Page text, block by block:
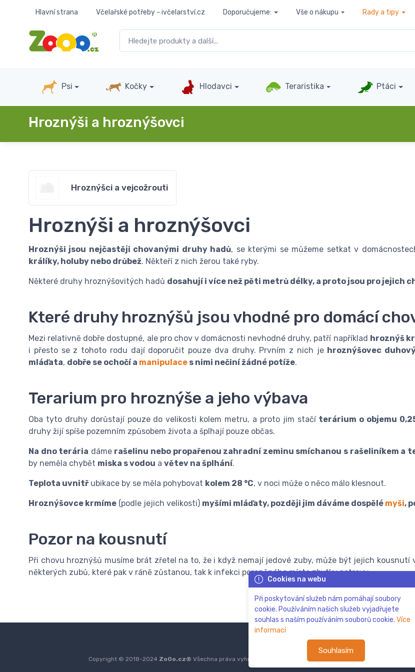
Hlavní strana Včelařské potřeby - ivčelarství.cz Doporučujeme: Vše o nákupu Rady a tipy
Psi Kočky Hlodavci Teraristika Ptáci
Hroznýši a hroznýšovci
Hroznýšci a vejcožrouti
Hroznýši a hroznýšovci
Hroznýši jsou nejčastěji chovanými druhy hadů, se kterými se můžeme setkat v
králíky, holuby nebo drůbež. Někteří z nich žerou také ryby.
Některé druhy hroznýšovitých hadů dosahují i více než pěti metrů délky, a proto jsou pro jejich
Které druhy hroznýšů jsou vhodné pro domácí
Mezi relativně dobře dostupné, ale pro chov v domácnosti nevhodné druhy, patří například hroznýš
i přesto se z tohoto rodu dají doporučit pouze dva druhy. Prvním z nich je hroznýšovec
mláďata, dobře se ochočí a manipulace s nimi nečiní žádné potíže.
Terarium pro hroznýše a jeho výbava
Oba tyto druhy dorůstají pouze do velikosti kolem metru, a proto jim stačí terárium o objemu
druhy žijí spíše pozemním způsobem života a šplhají pouze občas.
Na dno terária dáme rašelinu nebo propařenou zahradní zeminu smíchanou s rašeliníkem a
by neměla chybět miska s vodou a větev na šplhání.
Teplota uvnitř ubikace by se měla pohybovat kolem 28 °C, v noci může o něco málo klesnout.
Hroznýšovce krmíme (podle jejich velikosti) myšími mláďaty, později jim dáváme dospělé myši,
Pozor na kousnutí
Při chovu hroznýšů musíme brát zřetel na to, že i když nemají jedové zuby, může být jejich
některých zubů, které pak v ráně zůstanou, tak k infekci poraněného místa zbytky potravy.
Cookies na webu
Při poskytování služeb nám pomáhají soubory
cookie. Používáním našich služeb vyjadřujete
souhlas s naším používáním souborů cookie. Více
informací
Souhlasím
Copyright © 2018-2024 ZoOo.cz® Všechna práva vyhrazena.